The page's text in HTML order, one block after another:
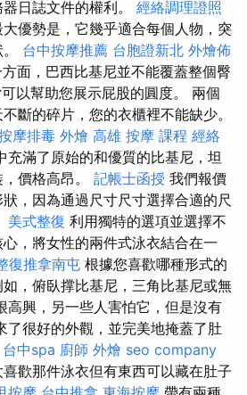
日誌文件的權利。 經絡調理證照
優勢是，它幾乎適合每個人物，突
台中按摩推薦 台胞證新北 外燴佈
方面，巴西比基尼並不能覆蓋整個臀
以幫助您展示屁股的圓度。 兩個
斷的碎片，您的衣櫃裡不能缺少。
摩排毒 外燴 高雄 按摩 課程 經絡
充滿了原始的和優質的比基尼，坦
價格高昂。 記帳士函授 我們報價
，因為通過尺寸尺寸選擇合適的尺
美式整復 利用獨特的選項並選擇不
，將女性的兩件式泳衣結合在一
復推拿南屯 根據您喜歡哪種形式的
，俯臥撑比基尼，三角比基尼或無
高興，另一些人害怕它，但是沒有
了很好的外觀，並完美地掩蓋了肚
台中spa 廚師 外燴 seo company
歡那件泳衣但有東西可以藏在肚子